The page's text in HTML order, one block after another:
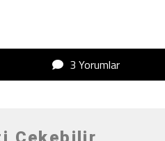
3 Yorumlar